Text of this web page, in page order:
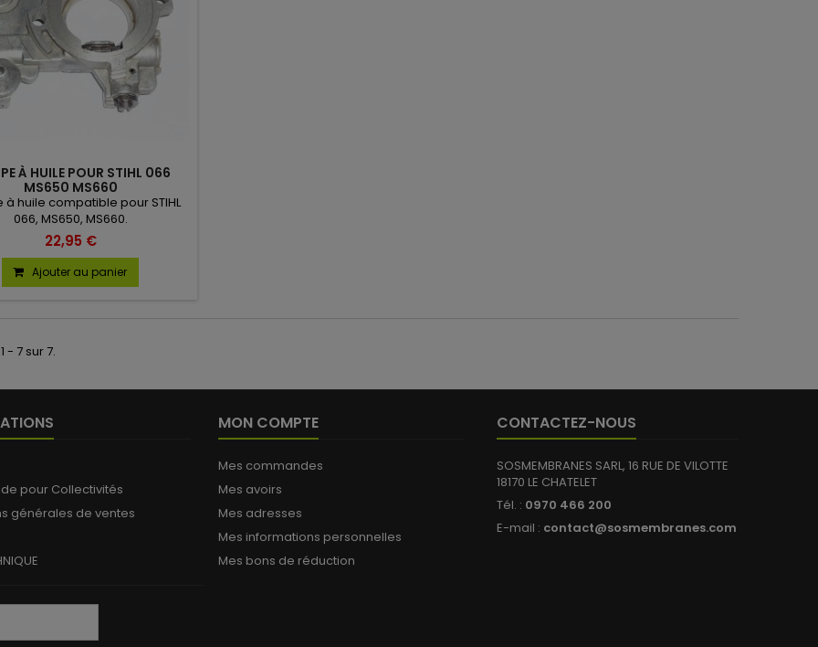
À HUILE POUR STIHL 066
MS650 MS660
à huile compatible pour STIHL
066, MS650, MS660.
22,95 €
Ajouter au panier
- 7 sur 7.
pour Collectivités
générales de ventes
MON COMPTE
Mes commandes
Mes avoirs
Mes adresses
Mes informations personnelles
Mes bons de réduction
CONTACTEZ-NOUS
SOSMEMBRANES SARL, 16 RUE DE VILOTTE
18170 LE CHATELET
Tél. : 0970 466 200
E-mail : contact@sosmembranes.com